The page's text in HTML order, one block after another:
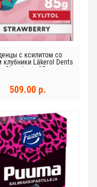
с ксилитом со
клубники Läkerol Dents
Strawberry 85г
509.00 р.